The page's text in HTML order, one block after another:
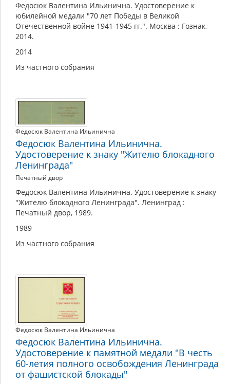
Федосюк Валентина Ильинична. Удостоверение к
юбилейной медали "70 лет Победы в Великой
Отечественной войне 1941-1945 гг.". Москва : Гознак,
2014.
2014
Из частного собрания
Федосюк Валентина Ильинична
Федосюк Валентина Ильинична.
Удостоверение к знаку "Жителю блокадного
Ленинграда"
Печатный двор
Федосюк Валентина Ильинична. Удостоверение к знаку
"Жителю блокадного Ленинграда". Ленинград :
Печатный двор, 1989.
1989
Из частного собрания
Федосюк Валентина Ильинична
Федосюк Валентина Ильинична.
Удостоверение к памятной медали "В честь
60-летия полного освобождения Ленинграда
от фашистской блокады"